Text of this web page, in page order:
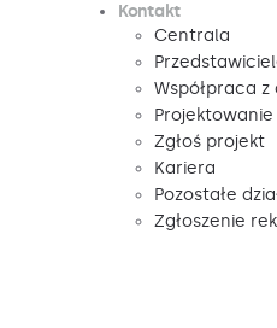
Kontakt
Centrala
Współpraca
Zgłoś projekt
Kariera
Pozostałe
Zgłoszenie